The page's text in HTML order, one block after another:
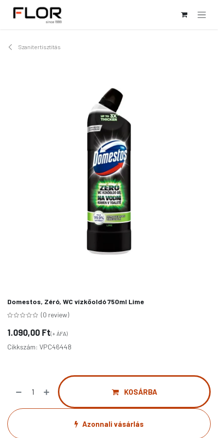
Szanitertisztítás
Domestos, Zéró, WC vízkőoldó 750ml Lime
(0 review)
1.090,00 Ft(+ ÁFA)
Cikkszám: VPC46448
KOSÁRBA
Azonnali vásárlás